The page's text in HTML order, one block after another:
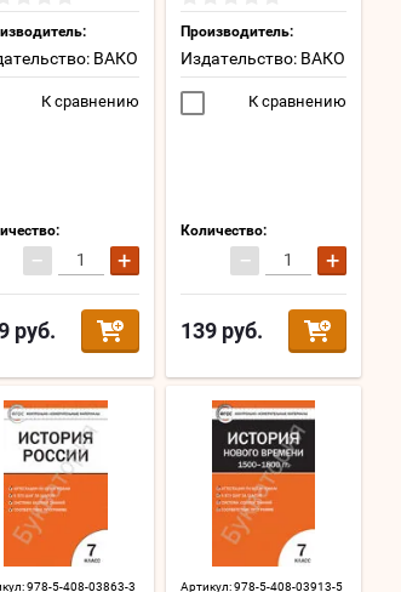
ВАКО
К сравнению
− +
руб.
Производитель:
Издательство: ВАКО
К сравнению
Количество:
− +
139руб.
978-5-408-03863-3 Артикул:978-5-408-03913-5